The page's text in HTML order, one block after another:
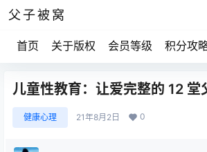
父子被窝
首页 关于版权 会员等级 积分攻
儿童性教育：让爱完整的 12 堂
健康心理 21年8月2日 0